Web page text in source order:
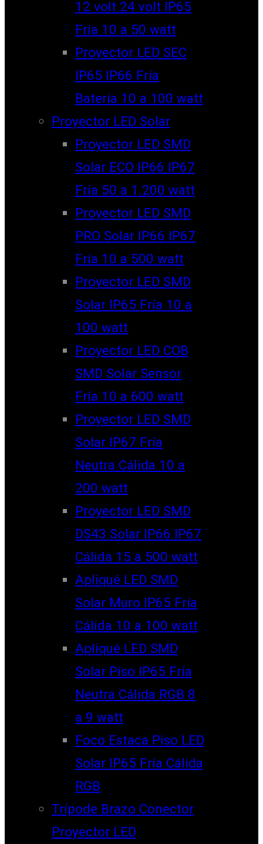
12 volt 24 volt IP65
Fría 10 a 50 watt
Proyector LED SEC
IP65 IP66 Fría
Batería 10 a 100 watt
Proyector LED Solar
Proyector LED SMD
Solar ECO IP66 IP67
Fría 50 a 1.200 watt
Proyector LED SMD
PRO Solar IP66 IP67
Fría 10 a 500 watt
Proyector LED SMD
Solar IP65 Fría 10 a
100 watt
Proyector LED COB
SMD Solar Sensor
Fría 10 a 600 watt
Proyector LED SMD
Solar IP67 Fría
Neutra Cálida 10 a
200 watt
Proyector LED SMD
DS43 Solar IP66 IP67
Cálida 15 a 500 watt
Apliqué LED SMD
Solar Muro IP65 Fría
Cálida 10 a 100 watt
Apliqué LED SMD
Solar Piso IP65 Fría
Neutra Cálida RGB 8
a 9 watt
Foco Estaca Piso LED
Solar IP65 Fría Cálida
RGB
Trípode Brazo Conector
Proyector LED